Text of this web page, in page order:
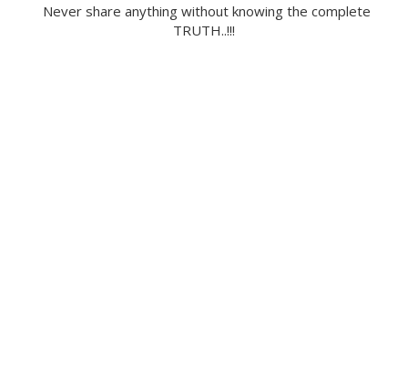
Never share anything without knowing the complete
TRUTH..!!!